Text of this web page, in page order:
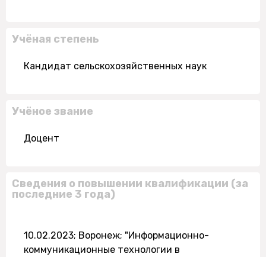
Учёная степень
Кандидат сельскохозяйственных наук
Учёное звание
Доцент
Сведения о повышении квалификации (за
последние 3 года)
10.02.2023; Воронеж; "Информационно-
коммуникационные технологии в